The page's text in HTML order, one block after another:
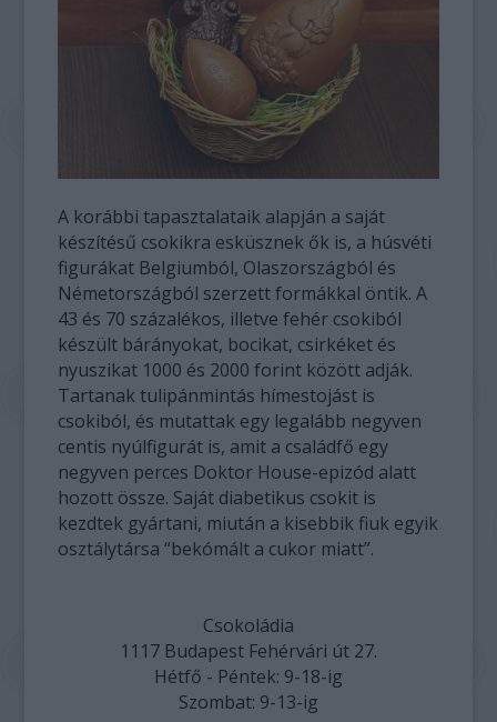
A korábbi tapasztalataik alapján a saját
készítésű csokikra esküsznek ők is, a húsvéti
figurákat Belgiumból, Olaszországból és
Németországból szerzett formákkal öntik. A
43 és 70 százalékos, illetve fehér csokiból
készült bárányokat, bocikat, csirkéket és
nyuszikat 1000 és 2000 forint között adják.
Tartanak tulipánmintás hímestojást is
csokiból, és mutattak egy legalább negyven
centis nyúlfigurát is, amit a családfő egy
negyven perces Doktor House-epizód alatt
hozott össze. Saját diabetikus csokit is
kezdtek gyártani, miután a kisebbik fiuk egyik
osztálytársa “bekómált a cukor miatt”.
Csokoládia
1117 Budapest Fehérvári út 27.
Hétfő - Péntek: 9-18-ig
Szombat: 9-13-ig